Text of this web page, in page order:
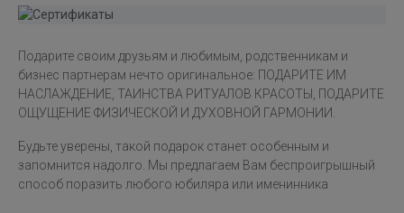
Подарите своим друзьям и любимым, родственникам и
бизнес партнерам нечто оригинальное: ПОДАРИТЕ ИМ
НАСЛАЖДЕНИЕ, ТАИНСТВА РИТУАЛОВ КРАСОТЫ, ПОДАРИТЕ
ОЩУЩЕНИЕ ФИЗИЧЕСКОЙ И ДУХОВНОЙ ГАРМОНИИ.
Будьте уверены, такой подарок станет особенным и
запомнится надолго. Мы предлагаем Вам беспроигрышный
способ поразить любого юбиляра или именинника